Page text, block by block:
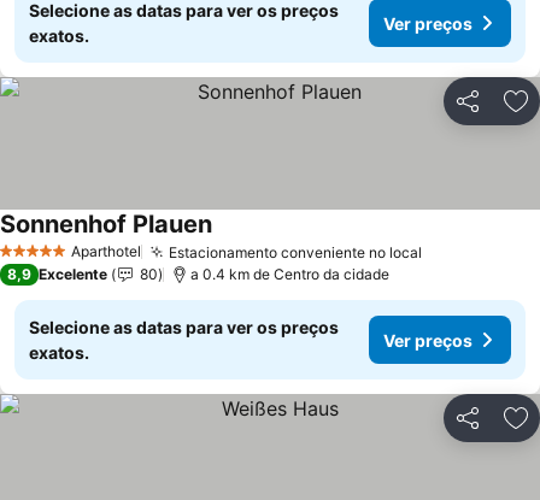
Selecione as datas para ver os preços
exatos.
Ver preços
Partilhar
5 Estrelas Aparthotel Estacionamento conveniente no local
Sonnenhof PlauenVer preços
8,9 Excelente 80 a 0.4 km de Centro da cidade
Selecione as datas para ver os preços
exatos.
Ver preços
Partilhar